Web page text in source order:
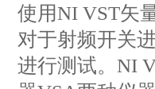
使用NI VST矢
对于射频开关
进行测试。NI